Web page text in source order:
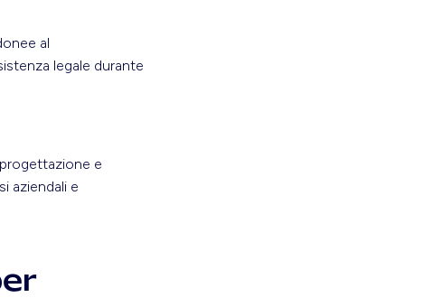
al
legale durante
e
aziendali e